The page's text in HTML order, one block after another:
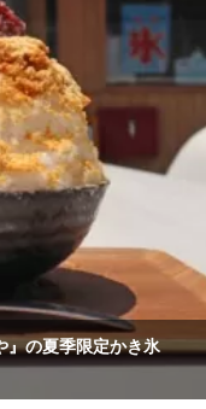
』の夏季限定かき氷